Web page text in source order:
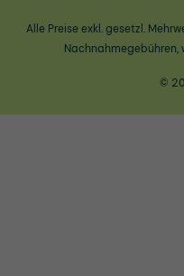
Alle Preise exkl. gesetzl.
©